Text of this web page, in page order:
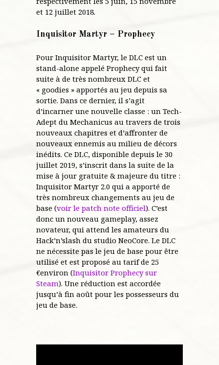
et 12 juillet 2018.
Inquisitor Martyr – Prophecy
Pour Inquisitor Martyr, le DLC est un
stand-alone appelé Prophecy qui fait
suite à de très nombreux DLC et
« goodies » apportés au jeu depuis sa
sortie. Dans ce dernier, il s’agit
d’incarner une nouvelle classe : un Tech-
Adept du Mechanicus au travers de trois
nouveaux chapitres et d’affronter de
nouveaux ennemis au milieu de décors
inédits. Ce DLC, disponible depuis le 30
juillet 2019, s’inscrit dans la suite de la
mise à jour gratuite & majeure du titre :
Inquisitor Martyr 2.0 qui a apporté de
très nombreux changements au jeu de
base (voir le patch note officiel). C’est
donc un nouveau gameplay, assez
novateur, qui attend les amateurs du
Hack’n’slash du studio NeoCore. Le DLC
ne nécessite pas le jeu de base pour être
utilisé et est proposé au tarif de 25
€environ (Inquisitor Prophecy sur
Steam). Une réduction est accordée
jusqu’à fin août pour les possesseurs du
jeu de base.